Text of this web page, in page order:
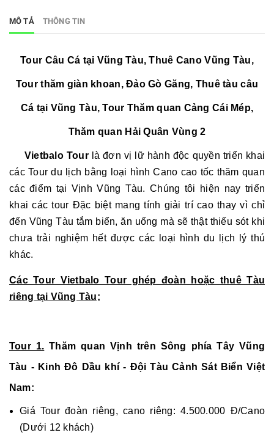
MÔ TẢ THÔNG TIN
Tour Câu Cá tại Vũng Tàu, Thuê Cano Vũng Tàu,
Tour thăm giàn khoan, Đảo Gò Găng, Thuê tàu câu
Cá tại Vũng Tàu, Tour Thăm quan Cảng Cái Mép,
Thăm quan Hải Quân Vùng 2
Vietbalo Tourlà đơn vị lữ hành độc quyền triển khai
các Tour du lịch bằng loại hình Cano cao tốc thăm quan
các điểm tại Vịnh Vũng Tàu. Chúng tôi hiện nay triển
khai các tour Đặc biệt mang tính giải trí cao thay vì chỉ
đến Vũng Tàu tắm biển, ăn uống mà sẽ thật thiếu sót khi
chưa trải nghiệm hết được các loại hình du lịch lý thú
khác.
Các Tour Vietbalo Tour ghép đoàn hoặc thuê Tàu
riêng tại Vũng Tàu;
Tour 1. Thăm quan Vịnh trên Sông phía Tây Vũng
Tàu - Kinh Đô Dầu khí - Đội Tàu Cảnh Sát Biển Việt
Nam:
Giá Tour đoàn riêng, cano riêng: 4.500.000 Đ/Cano
(Dưới 12 khách)